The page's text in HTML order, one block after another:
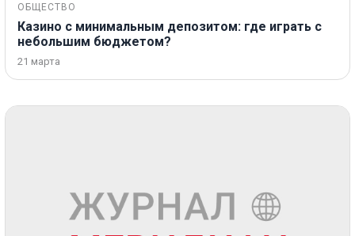
ОБЩЕСТВО
Казино с минимальным депозитом: где играть с
небольшим бюджетом?
21 марта